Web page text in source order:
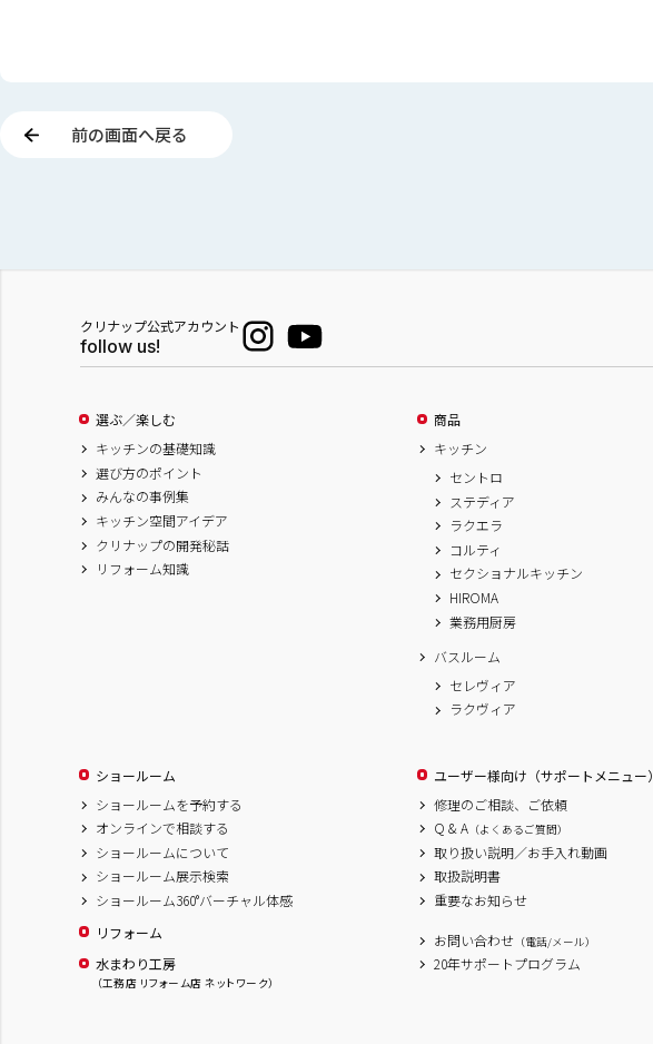
前の画面へ戻る
クリナップ公式アカウント
follow us!
選ぶ／楽しむ
キッチンの基礎知識
選び方のポイント
みんなの事例集
キッチン空間アイデア
クリナップの開発秘話
リフォーム知識
商品
キッチン
セントロ
ステディア
ラクエラ
コルティ
セクショナルキッチン
HIROMA
業務用厨房
バスルーム
セレヴィア
ラクヴィア
ショールーム
ショールームを予約する
オンラインで相談する
ショールームについて
ショールーム展示検索
ショールーム360°バーチャル体感
リフォーム
水まわり工房
（工務店 リフォーム店 ネットワーク）
ユーザー様向け（サポートメニュー）
修理のご相談、ご依頼
Q & A （よくあるご質問）
取り扱い説明／お手入れ動画
取扱説明書
重要なお知らせ
お問い合わせ （電話/メール）
20年サポートプログラム